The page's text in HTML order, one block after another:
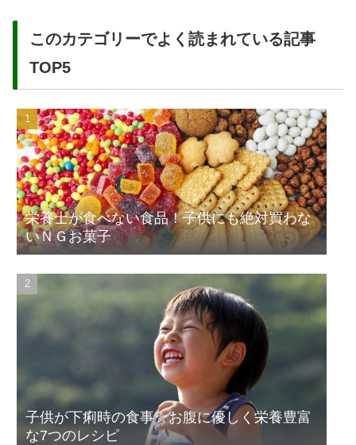
このカテゴリーでよく読まれている記事
TOP5
栄養士が食べない食品！子供にも絶対買わな
いＮＧお菓子
子供が下痢時の食事☆お腹に優しく栄養豊富
な7つのレシピ